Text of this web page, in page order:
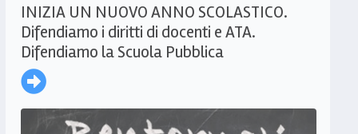
INIZIA UN NUOVO ANNO SCOLASTICO.
Difendiamo i diritti di docenti e ATA.
Difendiamo la Scuola Pubblica